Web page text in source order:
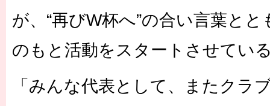
が、“再びW杯へ”の合い言葉と
のもと活動をスタートさせてい
「みんな代表として、またクラ